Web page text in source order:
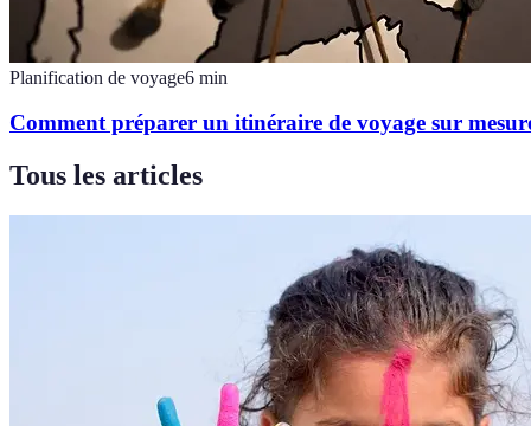
Planification de voyage6 min
Comment préparer un itinéraire de voyage sur
Tous les articles